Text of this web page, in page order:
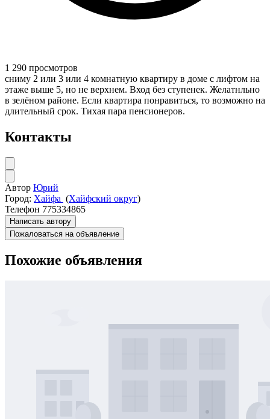
1 290 просмотров
сниму 2 или 3 или 4 комнатную квартиру в доме с лифтом на
этаже выше 5, но не верхнем. Вход без ступенек. Желатнльно
в зелёном районе. Если квартира понравиться, то возможно на
длительный срок. Тихая пара пенсионеров.
Контакты
Автор Юрий
Город: Хайфа (Хайфский округ)
Телефон 775334865
Написать автору
Пожаловаться на объявление
Похожие объявления